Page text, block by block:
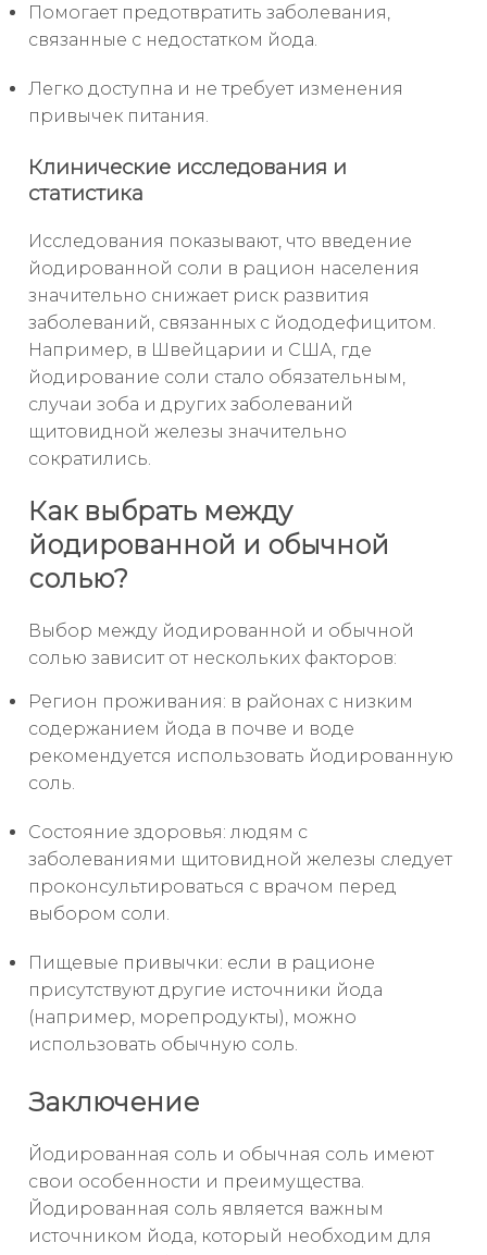
Помогает предотвратить заболевания,
связанные с недостатком йода.
Легко доступна и не требует изменения
привычек питания.
Клинические исследования и
статистика
Исследования показывают, что введение
йодированной соли в рацион населения
значительно снижает риск развития
заболеваний, связанных с йододефицитом.
Например, в Швейцарии и США, где
йодирование соли стало обязательным,
случаи зоба и других заболеваний
щитовидной железы значительно
сократились.
Как выбрать между
йодированной и обычной
солью?
Выбор между йодированной и обычной
солью зависит от нескольких факторов:
Регион проживания: в районах с низким
содержанием йода в почве и воде
рекомендуется использовать йодированную
соль.
Состояние здоровья: людям с
заболеваниями щитовидной железы следует
проконсультироваться с врачом перед
выбором соли.
Пищевые привычки: если в рационе
присутствуют другие источники йода
(например, морепродукты), можно
использовать обычную соль.
Заключение
Йодированная соль и обычная соль имеют
свои особенности и преимущества.
Йодированная соль является важным
источником йода, который необходим для